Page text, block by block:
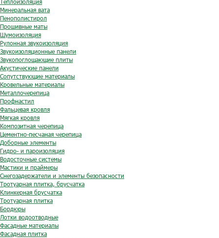
Теплоизоляция
Минеральная вата
Пенополистирол
Прошивные маты
Шумоизоляция
Рулонная звукоизоляция
Звукоизоляционные панели
Звукопоглощающие плиты
Акустические панели
Сопутствующие материалы
Кровельные материалы
Металлочерепица
Профнастил
Фальцевая кровля
Мягкая кровля
Композитная черепица
Цементно-песчаная черепица
Доборные элементы
Гидро- и пароизоляция
Водосточные системы
Мастики и праймеры
Снегозадержатели и элементы безопасности
Тротуарная плитка, брусчатка
Клинкерная брусчатка
Тротуарная плитка
Бордюры
Лотки водоотводные
Фасадные материалы
Фасадная плитка